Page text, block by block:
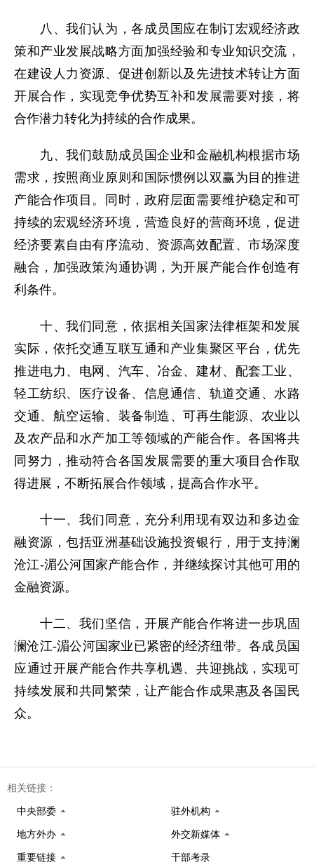
八、我们认为，各成员国应在制订宏观经济政
策和产业发展战略方面加强经验和专业知识交流，
在建设人力资源、促进创新以及先进技术转让方面
开展合作，实现竞争优势互补和发展需要对接，将
合作潜力转化为持续的合作成果。
九、我们鼓励成员国企业和金融机构根据市场
需求，按照商业原则和国际惯例以双赢为目的推进
产能合作项目。同时，政府层面需要维护稳定和可
持续的宏观经济环境，营造良好的营商环境，促进
经济要素自由有序流动、资源高效配置、市场深度
融合，加强政策沟通协调，为开展产能合作创造有
利条件。
十、我们同意，依据相关国家法律框架和发展
实际，依托交通互联互通和产业集聚区平台，优先
推进电力、电网、汽车、冶金、建材、配套工业、
轻工纺织、医疗设备、信息通信、轨道交通、水路
交通、航空运输、装备制造、可再生能源、农业以
及农产品和水产加工等领域的产能合作。各国将共
同努力，推动符合各国发展需要的重大项目合作取
得进展，不断拓展合作领域，提高合作水平。
十一、我们同意，充分利用现有双边和多边金
融资源，包括亚洲基础设施投资银行，用于支持澜
沧江-湄公河国家产能合作，并继续探讨其他可用的
金融资源。
十二、我们坚信，开展产能合作将进一步巩固
澜沧江-湄公河国家业已紧密的经济纽带。各成员国
应通过开展产能合作共享机遇、共迎挑战，实现可
持续发展和共同繁荣，让产能合作成果惠及各国民
众。
相关链接：
中央部委 驻外机构
地方外办 外交新媒体
重要链接 干部考录